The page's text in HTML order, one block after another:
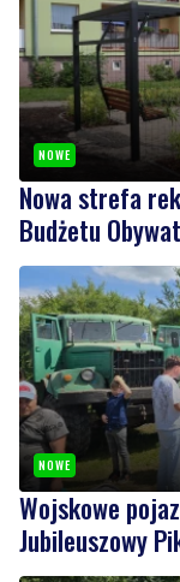
NOWE
Nowa strefa
Budżetu
NOWE
Wojskowe
Jubileuszowy